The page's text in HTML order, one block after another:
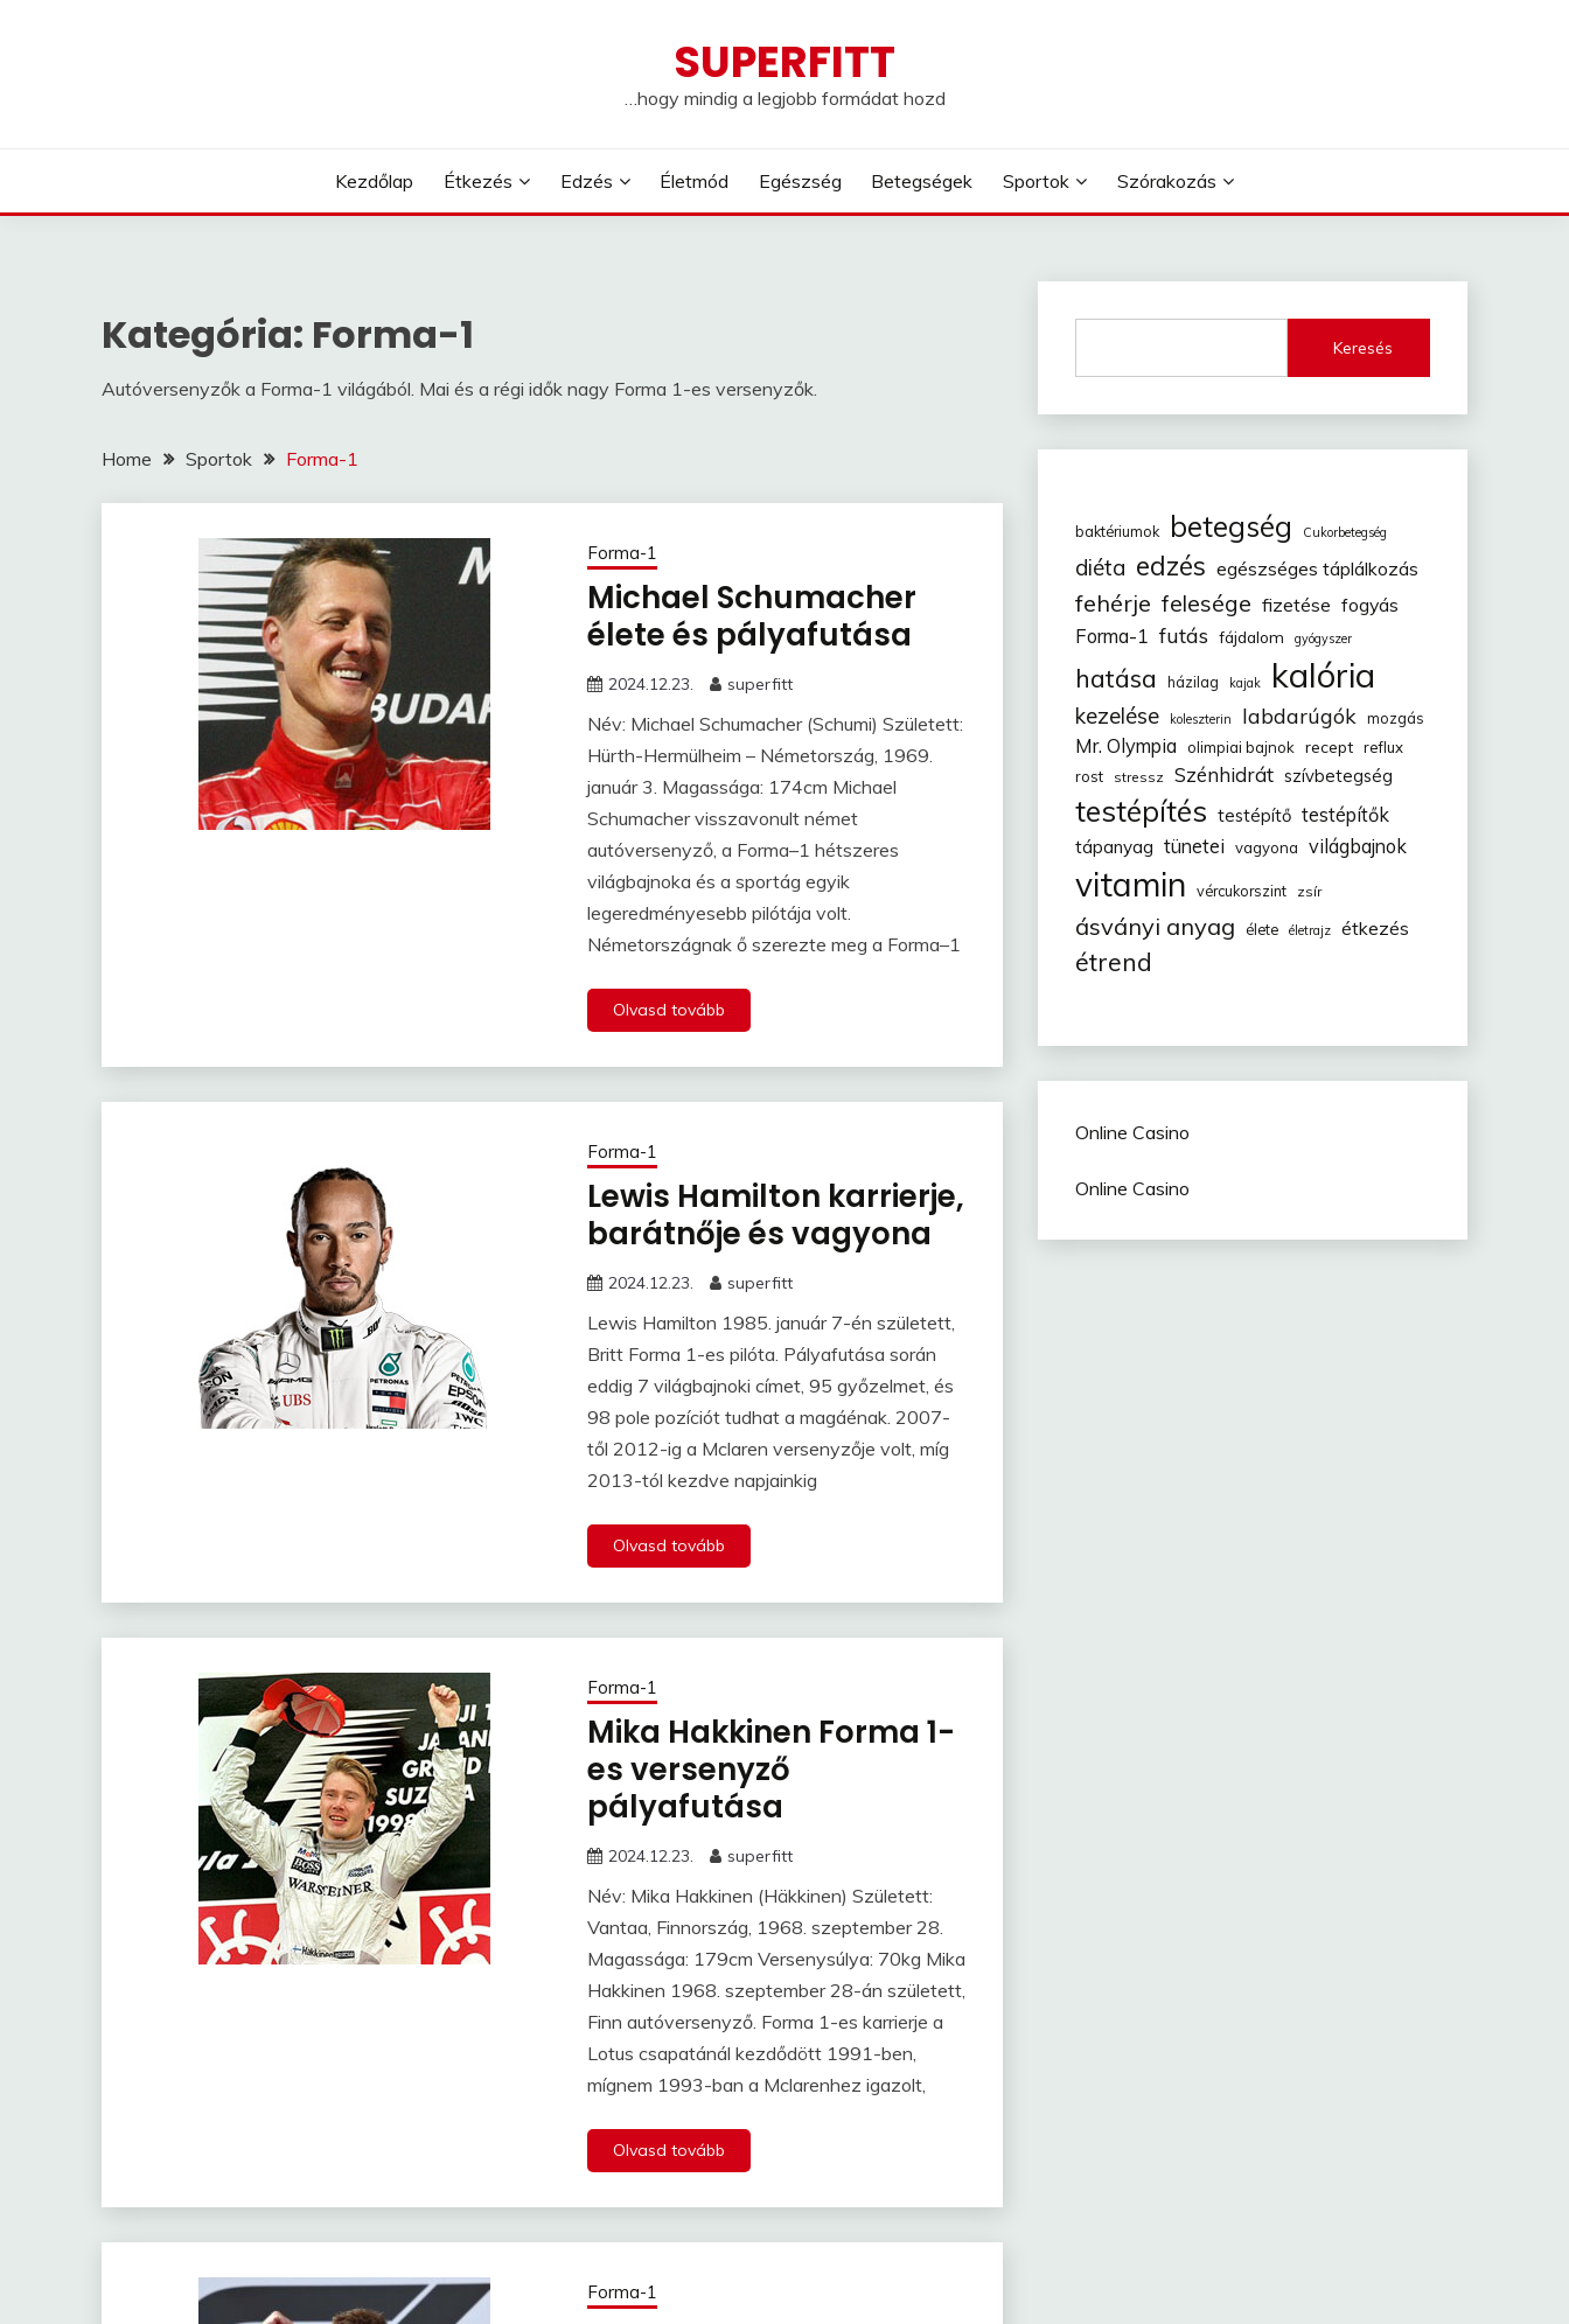
SUPERFITT
…hogy mindig a legjobb formádat hozd
Kezdőlap Étkezés Edzés Életmód Egészség Betegségek Sportok Szórakozás
Kategória: Forma-1
Autóversenyzők a Forma-1 világából. Mai és a régi idők nagy Forma 1-es versenyzők.
Home Sportok Forma-1
Forma-1
Michael Schumacher
élete és pályafutása
2024.12.23. superfitt
Név: Michael Schumacher (Schumi) Született:
Hürth-Hermülheim – Németország, 1969.
január 3. Magassága: 174cm Michael
Schumacher visszavonult német
autóversenyző, a Forma–1 hétszeres
világbajnoka és a sportág egyik
legeredményesebb pilótája volt.
Németországnak ő szerezte meg a Forma–1
Olvasd tovább
Forma-1
Lewis Hamilton karrierje,
barátnője és vagyona
2024.12.23. superfitt
Lewis Hamilton 1985. január 7-én született,
Britt Forma 1-es pilóta. Pályafutása során
eddig 7 világbajnoki címet, 95 győzelmet, és
98 pole pozíciót tudhat a magáénak. 2007-
től 2012-ig a Mclaren versenyzője volt, míg
2013-tól kezdve napjainkig
Olvasd tovább
Forma-1
Mika Hakkinen Forma 1-
es versenyző
pályafutása
2024.12.23. superfitt
Név: Mika Hakkinen (Häkkinen) Született:
Vantaa, Finnország, 1968. szeptember 28.
Magassága: 179cm Versenysúlya: 70kg Mika
Hakkinen 1968. szeptember 28-án született,
Finn autóversenyző. Forma 1-es karrierje a
Lotus csapatánál kezdődött 1991-ben,
mígnem 1993-ban a Mclarenhez igazolt,
Olvasd tovább
Forma-1
Keresés
baktériumok betegség Cukorbetegség
diéta edzés egészséges táplálkozás
fehérje felesége fizetése fogyás
Forma-1 futás fájdalom gyógyszer
hatása házilag kajak kalória
kezelése koleszterin labdarúgók mozgás
Mr. Olympia olimpiai bajnok recept reflux
rost
stressz Szénhidrát szívbetegség
testépítés testépítő testépítők
tápanyag tünetei vagyona világbajnok
vitamin vércukorszint zsír
ásványi anyag élete életrajz étkezés
étrend
Online Casino
Online Casino